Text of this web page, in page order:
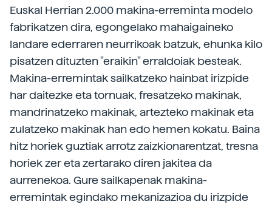
Euskal Herrian 2.000 makina-erreminta modelo
fabrikatzen dira, egongelako mahaigaineko
landare ederraren neurrikoak batzuk, ehunka kilo
pisatzen dituzten "eraikin" erraldoiak besteak.
Makina-erremintak sailkatzeko hainbat irizpide
har daitezke eta tornuak, fresatzeko makinak,
mandrinatzeko makinak, artezteko makinak eta
zulatzeko makinak han edo hemen kokatu. Baina
hitz horiek guztiak arrotz zaizkionarentzat, tresna
horiek zer eta zertarako diren jakitea da
aurrenekoa. Gure sailkapenak makina-
erremintak egindako mekanizazioa du irizpide